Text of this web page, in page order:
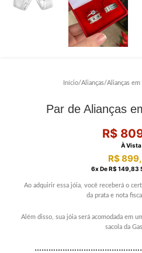
Início/Alianças/Alianças em
Par de Alianças
R$
À Vista
R$
6X DeR$ 149,83
Ao adquirir essa jóia, você receberá o
da prata e nota
Além disso, sua jóia será acomodada em
sacola da